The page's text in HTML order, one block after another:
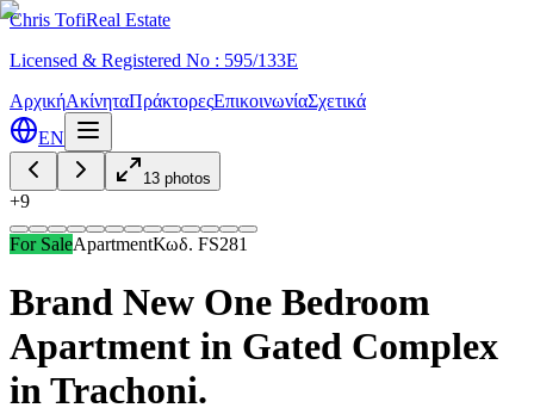
Chris TofiReal Estate
Licensed & Registered No : 595/133E
ΑρχικήΑκίνηταΠράκτορεςΕπικοινωνίαΣχετικά
EN
13 photos
+9
For SaleApartmentΚωδ. FS281
Brand New One Bedroom
Apartment in Gated Complex
in Trachoni.